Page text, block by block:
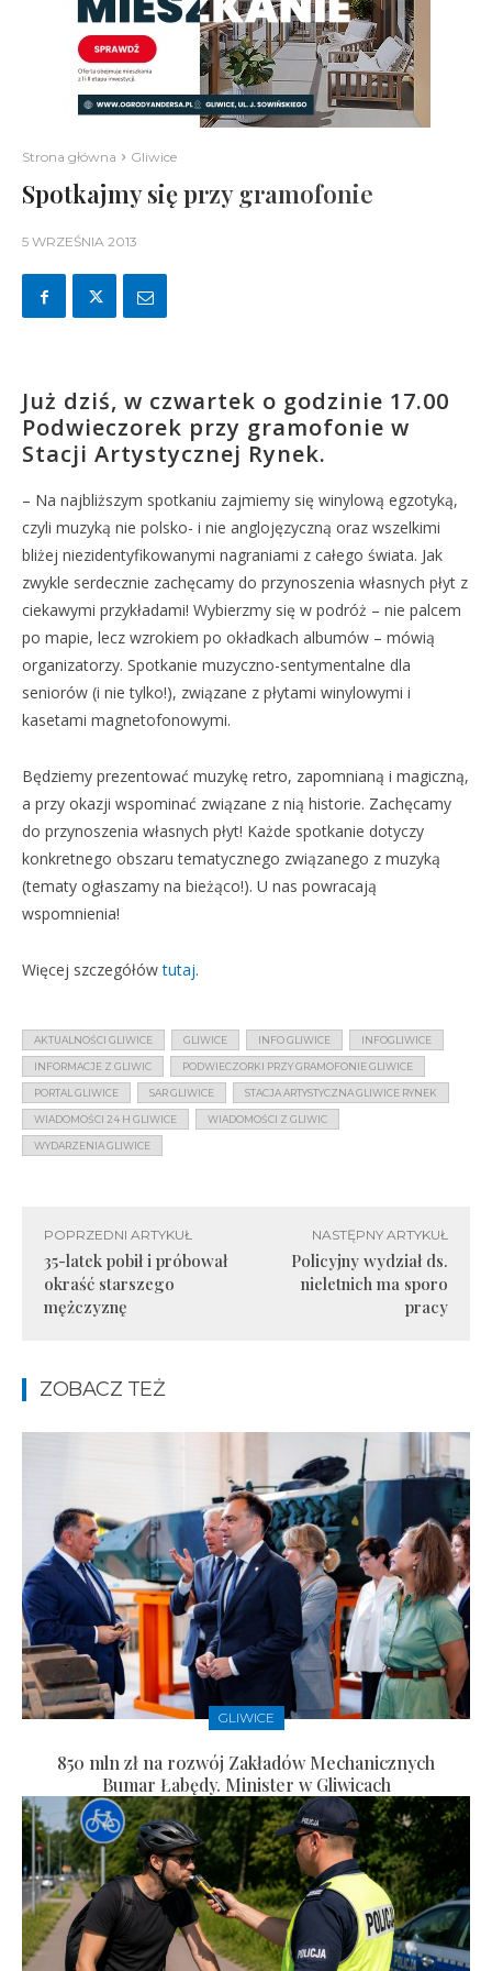
Strona główna Gliwice
Spotkajmy się przy gramofonie
5 WRZEŚNIA 2013
Już dziś, w czwartek o godzinie 17.00
Podwieczorek przy gramofonie w
Stacji Artystycznej Rynek.
– Na najbliższym spotkaniu zajmiemy się winylową egzotyką,
czyli muzyką nie polsko- i nie anglojęzyczną oraz wszelkimi
bliżej niezidentyfikowanymi nagraniami z całego świata. Jak
zwykle serdecznie zachęcamy do przynoszenia własnych płyt z
ciekawymi przykładami! Wybierzmy się w podróż – nie palcem
po mapie, lecz wzrokiem po okładkach albumów – mówią
organizatorzy. Spotkanie muzyczno-sentymentalne dla
seniorów (i nie tylko!), związane z płytami winylowymi i
kasetami magnetofonowymi.
Będziemy prezentować muzykę retro, zapomnianą i magiczną,
a przy okazji wspominać związane z nią historie. Zachęcamy
do przynoszenia własnych płyt! Każde spotkanie dotyczy
konkretnego obszaru tematycznego związanego z muzyką
(tematy ogłaszamy na bieżąco!). U nas powracają
wspomnienia!
Więcej szczegółówtutaj.
AKTUALNOŚCI GLIWICE GLIWICE INFO GLIWICE INFOGLIWICE
INFORMACJE Z GLIWIC PODWIECZORKI PRZY GRAMOFONIE GLIWICE
PORTAL GLIWICE SAR GLIWICE STACJA ARTYSTYCZNA GLIWICE RYNEK
WIADOMOŚCI 24 H GLIWICE WIADOMOŚCI Z GLIWIC
WYDARZENIA GLIWICE
POPRZEDNI ARTYKUŁ
35-latek pobił i próbował
okraść starszego
mężczyznę
NASTĘPNY ARTYKUŁ
Policyjny wydział ds.
nieletnich ma sporo
pracy
ZOBACZ TEŻ
GLIWICE
850 mln zł na rozwój Zakładów Mechanicznych
Bumar Łabędy. Minister w Gliwicach